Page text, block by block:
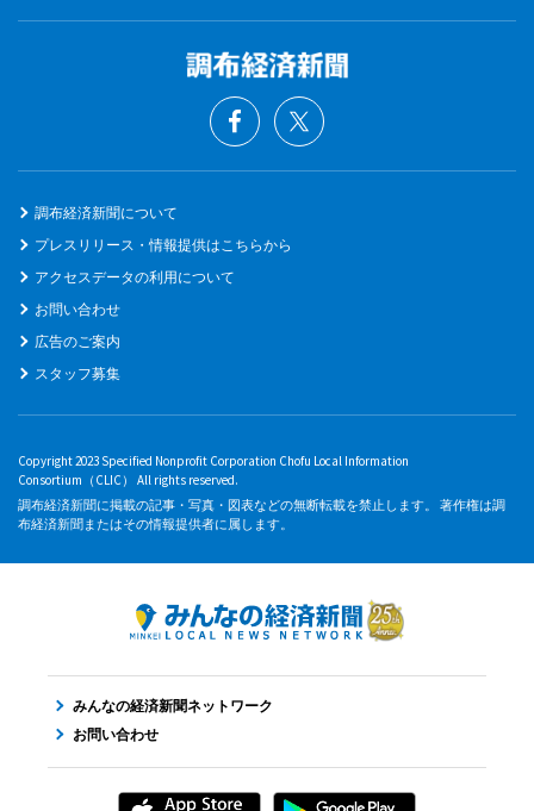
調布経済新聞について
プレスリリース・情報提供はこちらから
アクセスデータの利用について
お問い合わせ
広告のご案内
スタッフ募集
Copyright 2023 Specified Nonprofit Corporation Chofu Local Information
Consortium（CLIC） All rights reserved.
調布経済新聞に掲載の記事・写真・図表などの無断転載を禁止します。 著作権は調
布経済新聞またはその情報提供者に属します。
みんなの経済新聞ネットワーク
お問い合わせ